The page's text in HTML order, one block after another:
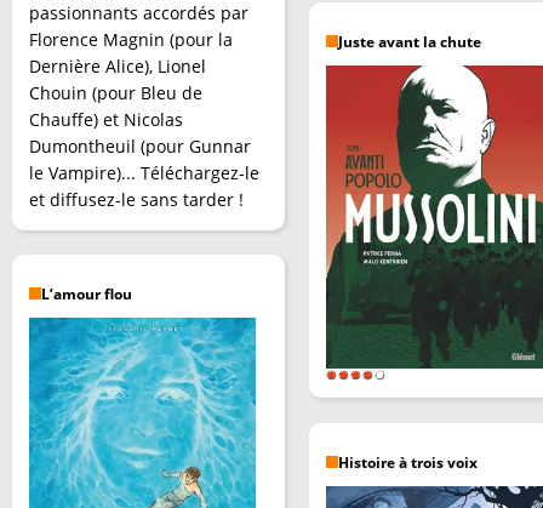
passionnants accordés par
Florence Magnin (pour la
Dernière Alice), Lionel
Chouin (pour Bleu de
Chauffe) et Nicolas
Dumontheuil (pour Gunnar
le Vampire)... Téléchargez-le
et diffusez-le sans tarder !
L’amour flou
Juste avant la chute
Histoire à trois voix